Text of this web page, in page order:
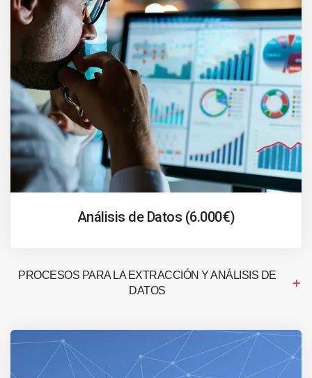
Análisis de Datos (6.000€)
PROCESOS PARA LA EXTRACCIÓN Y ANÁLISIS DE
DATOS